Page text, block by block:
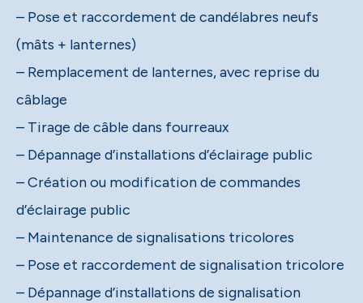
– Pose et raccordement de candélabres neufs
(mâts + lanternes)
– Remplacement de lanternes, avec reprise du
câblage
– Tirage de câble dans fourreaux
– Dépannage d’installations d’éclairage public
– Création ou modification de commandes
d’éclairage public
– Maintenance de signalisations tricolores
– Pose et raccordement de signalisation tricolore
– Dépannage d’installations de signalisation